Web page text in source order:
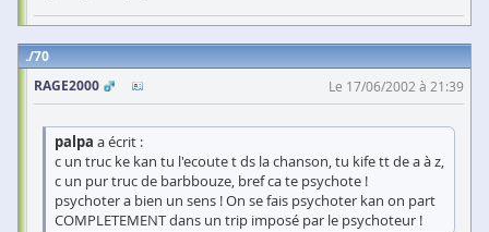
70
RAGE2000
Le 17/06/2002 à 21:39
palpa a écrit :
c un truc ke kan tu l'ecoute t ds la chanson, tu kife tt de a à z,
c un pur truc de barbbouze, bref ca te psychote !
psychoter a bien un sens ! On se fais psychoter kan on part
COMPLETEMENT dans un trip imposé par le psychoteur !